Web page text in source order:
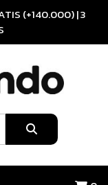
(+140.000) | 3